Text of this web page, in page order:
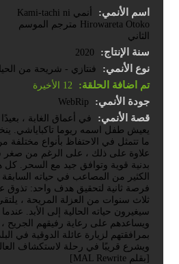
اسم الأنمي:
أنمي Kami-tachi ni
Hirowareta Otoko مترجم الموسم
الثاني
سنة الإنتاج: 2020
نوع الأنمي: فنتازي - شريحة من
تم اضافة الحلقة: 12 الأخيرة
جودة الأنمي: WebRip
قصة الأنمي:
في أعماق الغابة ،
يعيش طفل اسمه ريوما تاكباياشي.
ما تتمثل في الاحتفاظ بأنواع مختلفة
علاوة على ذلك ، على الرغم من صغر
بدنية قوية وتوافق جيد مع السحر. كل
الكثير من المصاعب في حياته السابقة ،
فرصة ثانية لتحقيق هدف واحد: تذوق
ثلاث سنوات من العزلة المريحة ،
سيغيرون حياته الحالية إلى الأبد.
ويساعدهم على رعاية رفيقهم الجريح
بمرافقتهم لزيارة عائلة الدوقية في
ويشرع قريبًا في رحلة لاستكشاف
[بقلم MAL Rewrite]